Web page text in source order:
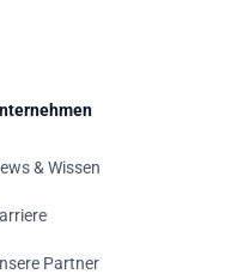
& Wissen
Partner